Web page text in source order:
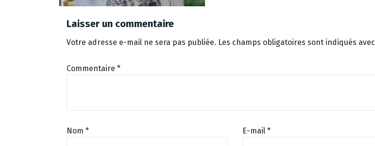
Laisser un commentaire
Votre adresse e-mail ne sera pas publiée. Les champs obligatoires sont indiqués avec
Commentaire *
Nom * E-mail *